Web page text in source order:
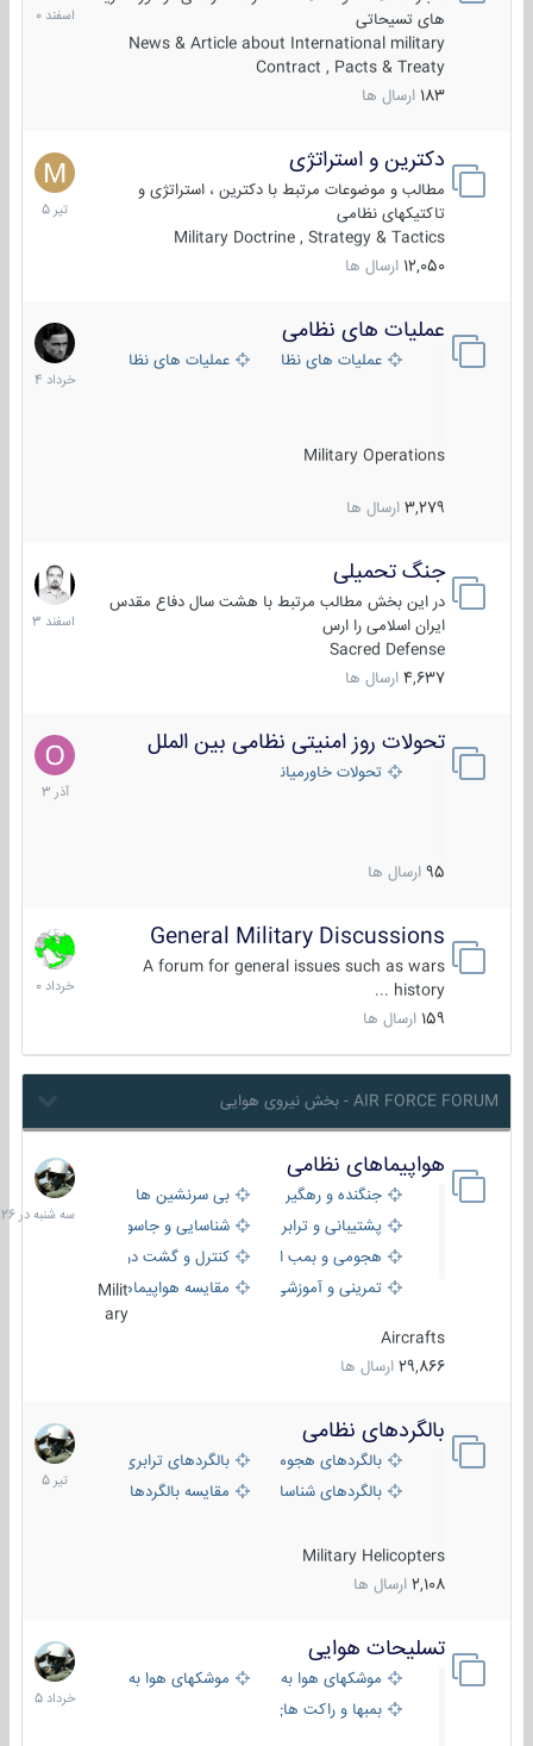
های تسیحاتی
News & Article about International military
Contract , Pacts & Treaty
183 ارسال ها
1400
دکترین و استراتژی
مطالب و موضوعات مرتبط با دکترین ، استراتژی و
تاکتیکهای نظامی
Military Doctrine , Strategy & Tactics
12,050 ارسال ها
27
تیر
1405
عملیات های نظامی
عملیات های نظامی ایرانعملیات های نظامی خارجی
Military Operations
3,279 ارسال ها
5
خرداد
1404
جنگ تحمیلی
در این بخش مطالب مرتبط با هشت سال دفاع مقدس
ایران اسلامی را ارس
Sacred Defense
4,637 ارسال ها
20
اسفند
1403
تحولات روز امنیتی نظامی بین الملل
تحولات خاورمیانه
95 ارسال ها
21
آذر
1403
General Military Discussions
A forum for general issues such as wars
history ...
159 ارسال ها
10
خرداد
1400
AIR FORCE FORUM - بخش نیروی هوایی
هواپیماهای نظامی
جنگنده و رهگیر
بی سرنشین ها
پشتیبانی و ترابری
شناسایی و جاسوسی
هجومی و بمب افکن
کنترل و گشت دریایی
تمرینی و آموزشی
مقایسه هواپیماهاMilit
ary
Aircrafts
29,866 ارسال ها
سه
شنبه
در
بالگردهای نظامی
بالگردهای هجومی
بالگردهای ترابری
بالگردهای شناسایی
مقایسه بالگردها
Military Helicopters
2,108 ارسال ها
22
تیر
1405
تسلیحات هوایی
موشکهای هوا به هوا
موشکهای هوا به سطح
بمبها و راکت های هوایی
30
خرداد
1405